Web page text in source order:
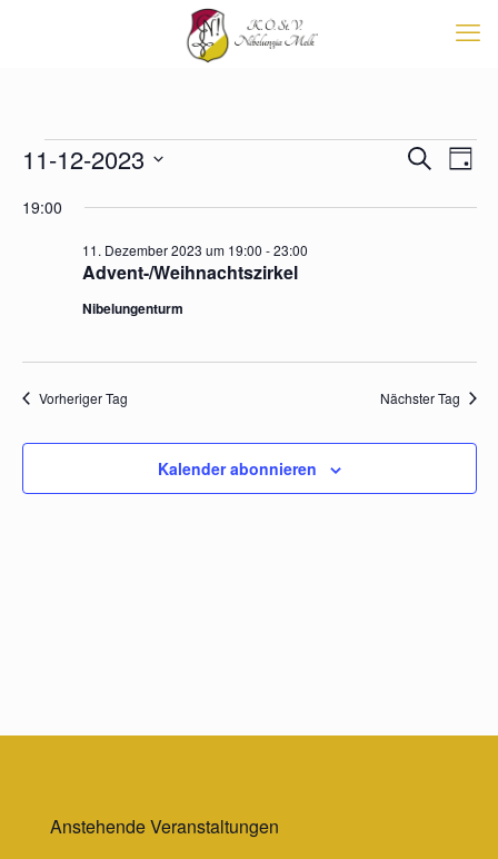
Veranstaltungen
11.
Dezember
2023
Suche
SucheTag
11-12-2023
wählen.
19:00
Advent-/Weihnachtszirkel
11. Dezember 2023 um 19:00 -23:00
Nibelungenturm
Vorheriger Tag Nächster Tag
Kalender abonnieren
Anstehende Veranstaltungen